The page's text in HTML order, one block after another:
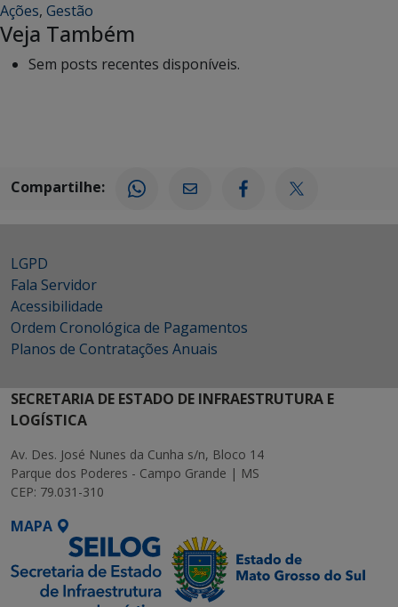
Ações, Gestão
Veja Também
Sem posts recentes disponíveis.
Compartilhe:
LGPD
Fala Servidor
Acessibilidade
Ordem Cronológica de Pagamentos
Planos de Contratações Anuais
SECRETARIA DE ESTADO DE INFRAESTRUTURA E
LOGÍSTICA
Av. Des. José Nunes da Cunha s/n, Bloco 14
Parque dos Poderes - Campo Grande | MS
CEP: 79.031-310
MAPA